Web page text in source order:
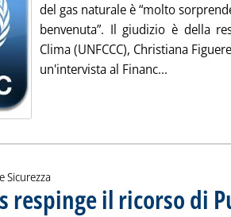
del gas naturale è “molto
benvenuta”. Il giudizio è della
Clima (UNFCCC), Christiana
un'intervista al Financ...
Sicurezza
respinge il ricorso di